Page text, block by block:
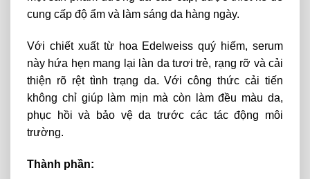
cung cấp độ ẩm và làm sáng da hàng ngày.
Với chiết xuất từ hoa Edelweiss quý hiếm, serum
này hứa hẹn mang lại làn da tươi trẻ, rạng rỡ và cải
thiện rõ rệt tình trạng da. Với công thức cải tiến
không chỉ giúp làm mịn mà còn làm đều màu da,
phục hồi và bảo vệ da trước các tác động môi
trường.
Thành phần: